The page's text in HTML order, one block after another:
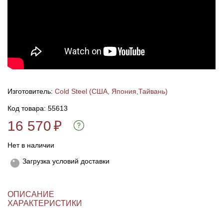
Изготовитель: Cold Steel (США, Япония,Тайвань)
Код товара: 55613
16 570₽
Нет в наличии
Загрузка условий доставки
ОПИСАНИЕ
ХАРАКТЕРИСТИКИ
Полочки для лука
Киссеры для лука
Ножи складные